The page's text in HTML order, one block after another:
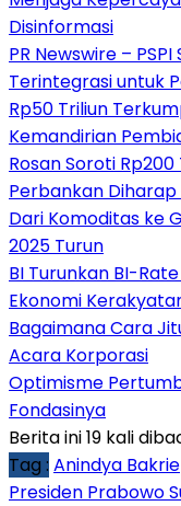
Disinformasi
PR Newswire –
Terintegrasi untuk
Rp50 Triliun
Kemandirian
Rosan Soroti
Perbankan
Dari Komoditas ke
2025 Turun
BI Turunkan BI-
Ekonomi
Bagaimana Cara
Acara Korporasi
Optimisme
Fondasinya
Berita ini 19 kali
Tag : Anindya Bakrie
Presiden Prabowo